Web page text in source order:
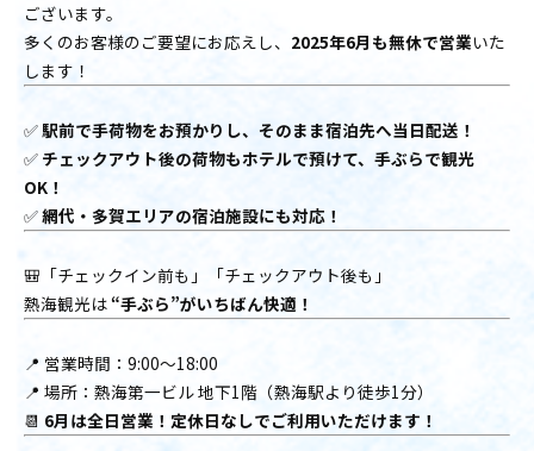
ございます。
多くのお客様のご要望にお応えし、 2025年6月も無休で営業いた
します！
✅駅前で手荷物をお預かりし、そのまま宿泊先へ当日配送！
✅ チェックアウト後の荷物もホテルで預けて、手ぶらで観光
OK！
✅網代・多賀エリアの宿泊施設にも対応！
🎒「チェックイン前も」「チェックアウト後も」
熱海観光は“手ぶら”がいちばん快適！
📍 営業時間：9:00〜18:00
📍 場所：熱海第一ビル 地下1階（熱海駅より徒歩1分）
📆 6月は全日営業！定休日なしでご利用いただけます！